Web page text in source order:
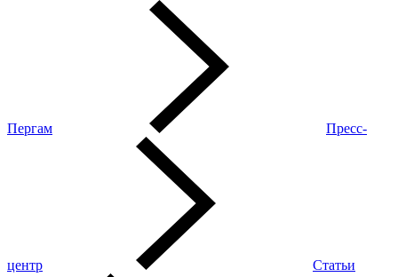
Пергам Пресс-
центр Статьи